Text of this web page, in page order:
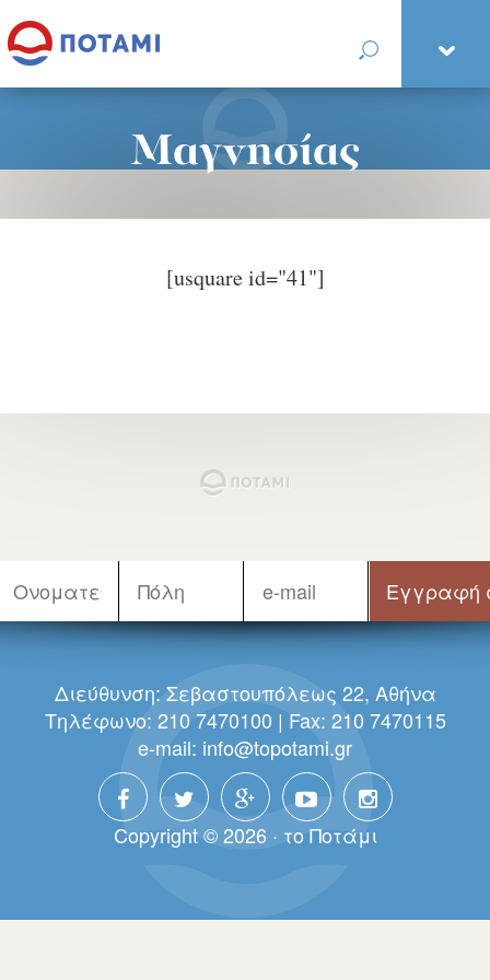
Μαγνησίας
[usquare id="41"]
Διεύθυνση: Σεβαστουπόλεως 22, Αθήνα
Τηλέφωνο: 210 7470100 | Fax: 210 7470115
e-mail: info@topotami.gr
Copyright © 2026 · τo Πoτάμι